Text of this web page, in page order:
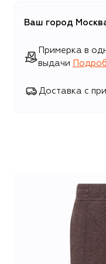
Ваш город
Примерка в
выдачи
Доставка с